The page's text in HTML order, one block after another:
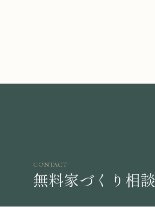
CONTACT
無料家づくり相談